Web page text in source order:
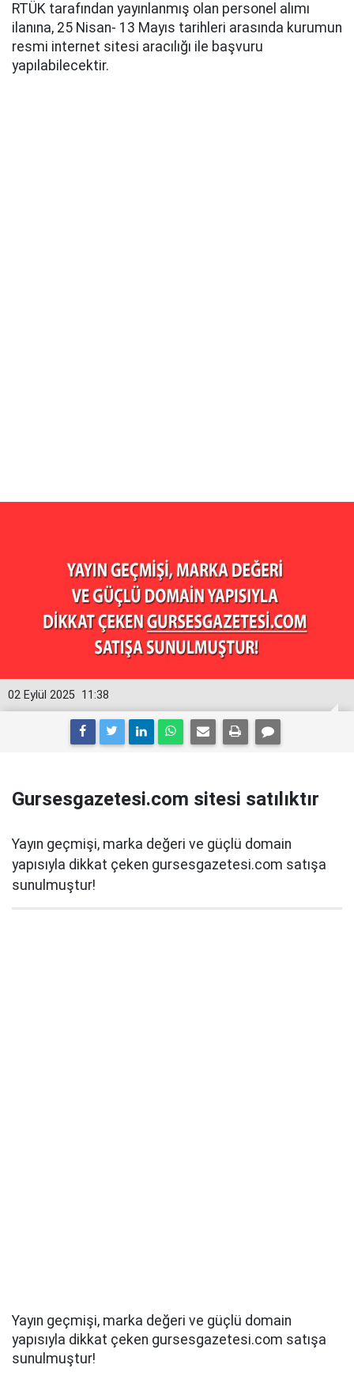
RTÜK tarafından yayınlanmış olan personel alımı
ilanına, 25 Nisan- 13 Mayıs tarihleri arasında kurumun
resmi internet sitesi aracılığı ile başvuru
yapılabilecektir.
11:38
02 Eylül 2025
Gursesgazetesi.com sitesi satılıktır
Yayın geçmişi, marka değeri ve güçlü domain
yapısıyla dikkat çeken gursesgazetesi.com satışa
sunulmuştur!
Yayın geçmişi, marka değeri ve güçlü domain
yapısıyla dikkat çeken gursesgazetesi.com satışa
sunulmuştur!